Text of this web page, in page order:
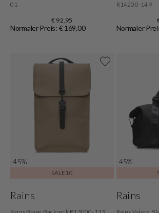
01
€ 92,95
Normaler Preis: € 169,00
R14200-149
Normaler
-45%
SALE10
Rains
-45%
Rains